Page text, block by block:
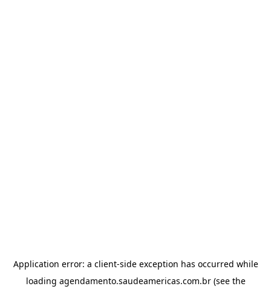
Application error: a client-side exception has occurred while
loading agendamento.saudeamericas.com.br(see the